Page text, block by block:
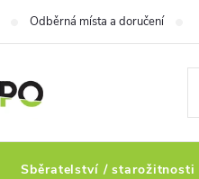
Odběrná místa a doručení
Sběratelství / starožitnosti